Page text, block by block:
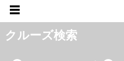
クルーズ検索